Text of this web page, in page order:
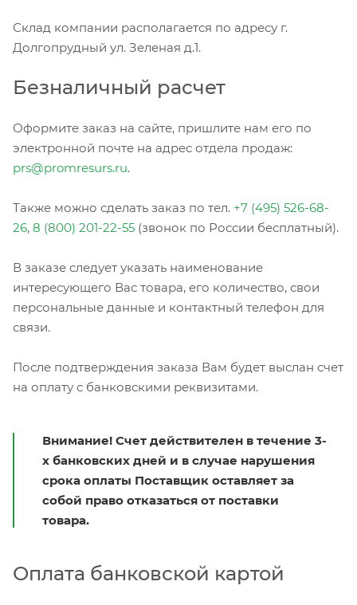
Склад компании располагается по адресу г.
Долгопрудный ул. Зеленая д.1.
Безналичный расчет
Оформите заказ на сайте, пришлите нам его по
электронной почте на адрес отдела продаж:
prs@promresurs.ru.
Также можно сделать заказ по тел. +7 (495) 526-68-
26, 8 (800) 201-22-55 (звонок по России бесплатный).
В заказе следует указать наименование
интересующего Вас товара, его количество, свои
персональные данные и контактный телефон для
связи.
После подтверждения заказа Вам будет выслан счет
на оплату с банковскими реквизитами.
Внимание! Счет действителен в течение 3-
х банковских дней и в случае нарушения
срока оплаты Поставщик оставляет за
собой право отказаться от поставки
товара.
Оплата банковской картой